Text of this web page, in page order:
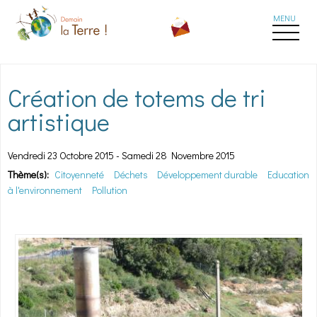
Aller au contenu principal
Création de totems de tri
artistique
Vendredi 23 Octobre 2015 - Samedi 28 Novembre 2015
Thème(s): Citoyenneté Déchets Développement durable
Education
à l'environnement
Pollution